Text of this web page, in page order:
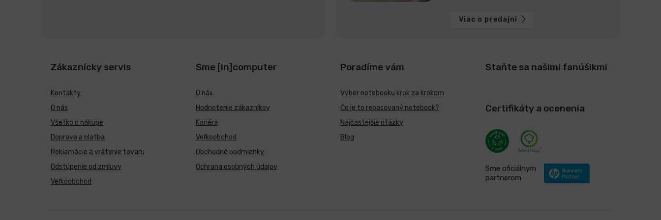
Viac o predajni
Zákaznícky servis
Kontakty
O nás
Všetko o nákupe
Doprava a platba
Reklamácie a vrátenie tovaru
Odstúpenie od zmluvy
Veľkoobchod
Sme [in]computer
O nás
Hodnotenie zákazníkov
Kariéra
Veľkoobchod
Obchodné podmienky
Ochrana osobných údajov
Poradíme vám
Výber notebooku krok za krokom
Čo je to repasovaný notebook?
Najčastejšie otázky
Blog
Staňte sa našimi fanúšikmi
Certifikáty a ocenenia
Sme oficiálnym
partnerom